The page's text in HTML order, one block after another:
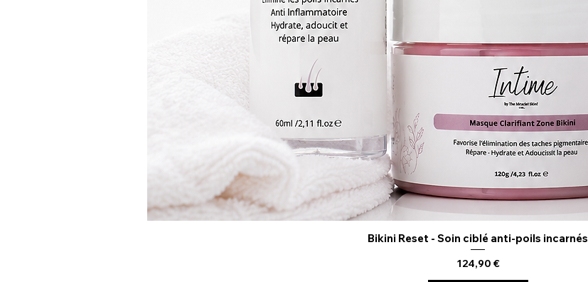
Aperçu rapide
Bikini Reset - Soin ciblé anti-poils incarnés
Prix
124,90 €